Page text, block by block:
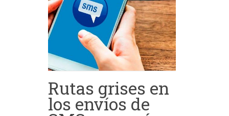
Rutas grises en
los envíos de